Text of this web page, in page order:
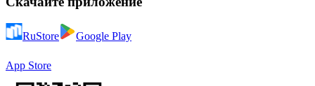
RuStore Google Play
App Store